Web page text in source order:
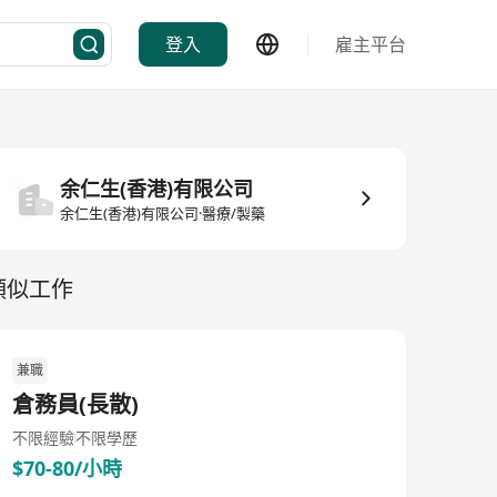
登入 雇主平台
余仁生(香港)有限公司
余仁生(香港)有限公司·醫療/製藥
似工作
兼職
倉務員(長散)
不限經驗不限學歷
$70-80/小時